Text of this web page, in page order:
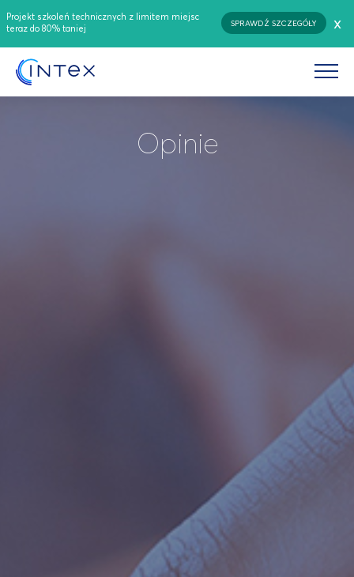
Projekt szkoleń technicznych z limitem miejsc
teraz do 80% taniej
SPRAWDŹ SZCZEGÓŁY x
Opinie